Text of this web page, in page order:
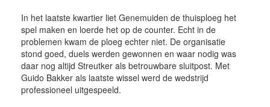
In het laatste kwartier liet Genemuiden de thuisploeg het
spel maken en loerde het op de counter. Echt in de
problemen kwam de ploeg echter niet. De organisatie
stond goed, duels werden gewonnen en waar nodig was
daar nog altijd Streutker als betrouwbare sluitpost. Met
Guido Bakker als laatste wissel werd de wedstrijd
professioneel uitgespeeld.